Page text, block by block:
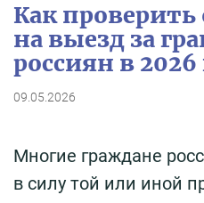
Как проверить
на выезд за
россиян в 2026
09.05.2026
Многие граждане
в силу той или иной